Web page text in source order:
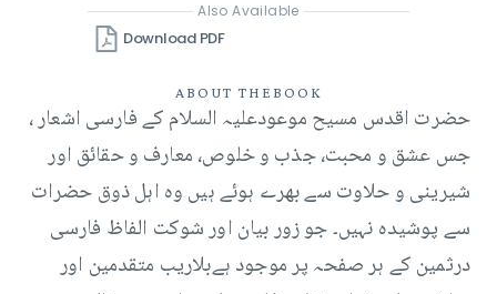
Also Available
Download PDF
ABOUT THE BOOK
حضرت اقدس مسیح موعودعلیہ السلام کے فارسی اشعار ،
جس عشق و محبت، جذب و خلوص، معارف و حقائق اور
شیرینی و حلاوت سے بھرے ہوئے ہیں وہ اہل ذوق حضرات
سے پوشیدہ نہیں۔ جو زور بیان اور شوکت الفاظ فارسی
درثمین کے ہر صفحہ پر موجود ہےبلاریب متقدمین اور